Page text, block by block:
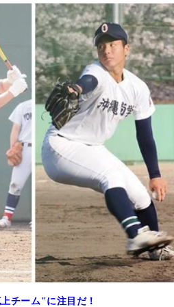
チーム"に注目だ！